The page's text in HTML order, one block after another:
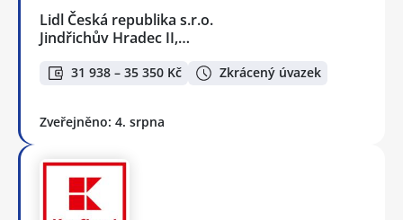
Lidl Česká republika s.r.o.
Jindřichův Hradec II,…
31 938 – 35 350 Kč Zkrácený úvazek
Zveřejněno: 4. srpna